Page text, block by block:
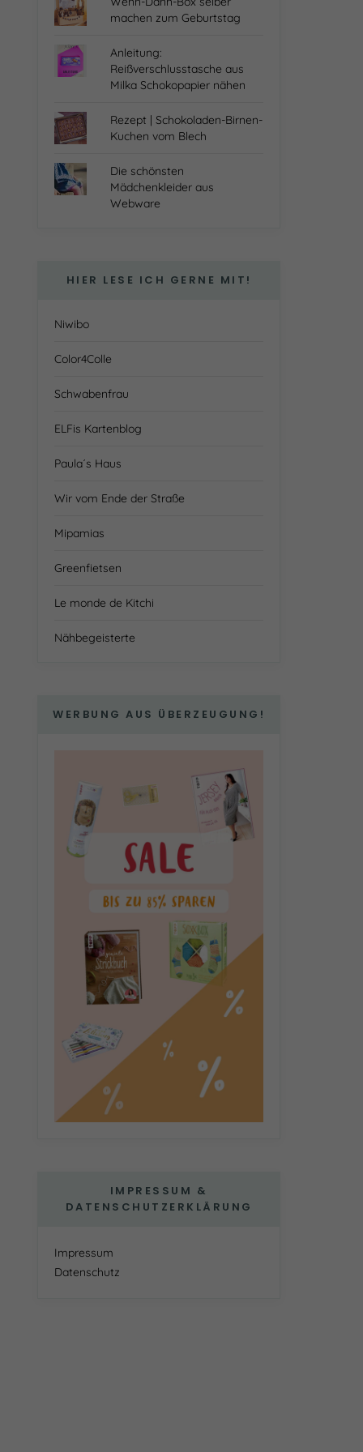
machen zum Geburtstag
Anleitung:
Reißverschlusstasche aus
Milka Schokopapier nähen
Rezept | Schokoladen-Birnen-
Kuchen vom Blech
Die schönsten
Mädchenkleider aus
Webware
HIER LESE ICH GERNE MIT!
Niwibo
Color4Colle
Schwabenfrau
ELFis Kartenblog
Paula´s Haus
Wir vom Ende der Straße
Mipamias
Greenfietsen
Le monde de Kitchi
Nähbegeisterte
WERBUNG AUS ÜBERZEUGUNG!
IMPRESSUM &
DATENSCHUTZERKLÄRUNG
Impressum
Datenschutz